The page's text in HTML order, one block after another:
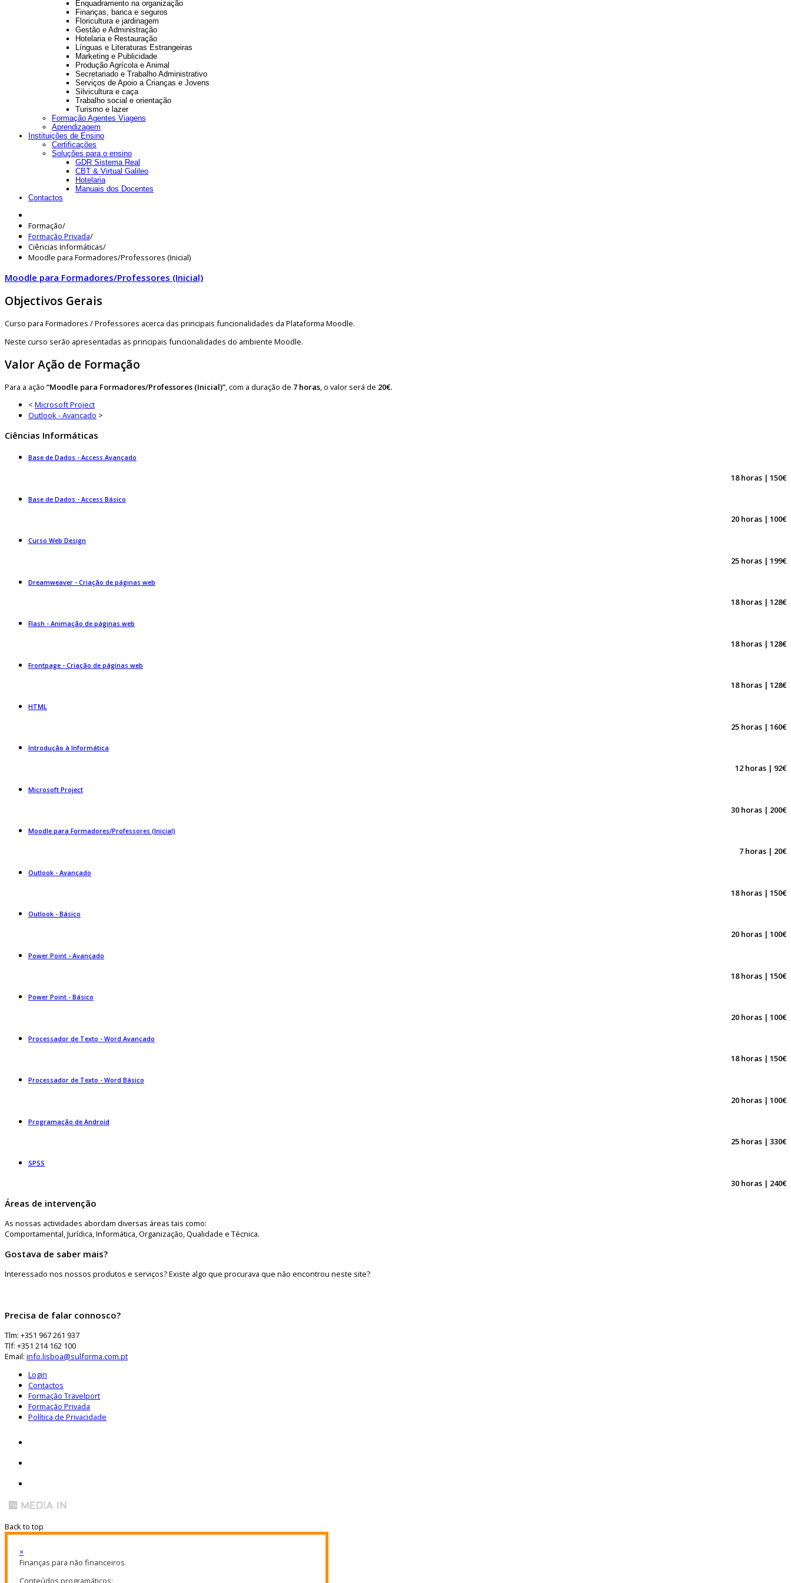
Enquadramento na organização
Finanças, banca e seguros
Floricultura e jardinagem
Gestão e Administração
Hotelaria e Restauração
Línguas e Literaturas Estrangeiras
Marketing e Publicidade
Produção Agrícola e Animal
Secretariado e Trabalho Administrativo
Serviços de Apoio a Crianças e Jovens
Silvicultura e caça
Trabalho social e orientação
Turismo e lazer
Formação Agentes Viagens
Aprendizagem
Instituições de Ensino
Certificações
Soluções para o ensino
GDR Sistema Real
CBT & Virtual Galileo
Hotelaria
Manuais dos Docentes
Contactos
Formação/
Formação Privada/
Ciências Informáticas/
Moodle para Formadores/Professores (Inicial)
Moodle para Formadores/Professores (Inicial)
Objectivos Gerais
Curso para Formadores / Professores acerca das principais funcionalidades da Plataforma Moodle.
Neste curso serão apresentadas as principais funcionalidades do ambiente Moodle.
Valor Ação de Formação
Para a ação “Moodle para Formadores/Professores (Inicial)”, com a duração de 7 horas, o valor será de 20€.
< Microsoft Project
Outlook - Avançado >
Ciências Informáticas
Base de Dados - Access Avançado
18 horas | 150€
Base de Dados - Access Básico
20 horas | 100€
Curso Web Design
25 horas | 199€
Dreamweaver - Criação de páginas web
18 horas | 128€
Flash - Animação de páginas web
18 horas | 128€
Frontpage - Criação de páginas web
18 horas | 128€
HTML
25 horas | 160€
Introdução à Informática
12 horas | 92€
Microsoft Project
30 horas | 200€
Moodle para Formadores/Professores (Inicial)
7 horas | 20€
Outlook - Avançado
18 horas | 150€
Outlook - Básico
20 horas | 100€
Power Point - Avançado
18 horas | 150€
Power Point - Básico
20 horas | 100€
Processador de Texto - Word Avançado
18 horas | 150€
Processador de Texto - Word Básico
20 horas | 100€
Programação de Android
25 horas | 330€
SPSS
30 horas | 240€
Áreas de intervenção
As nossas actividades abordam diversas áreas tais como:
Comportamental, Jurídica, Informática, Organização, Qualidade e Técnica.
Gostava de saber mais?
Interessado nos nossos produtos e serviços? Existe algo que procurava que não encontrou neste site?
Precisa de falar connosco?
Tlm: +351 967 261 937
Tlf: +351 214 162 100
Email: info.lisboa@sulforma.com.pt
Login
Contactos
Formação Travelport
Formação Privada
Política de Privacidade
Back to top
×
Finanças para não financeiros
Conteúdos programáticos: